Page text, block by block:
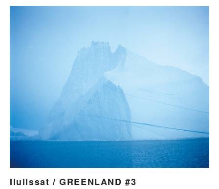
Ilulissat / GREENLAND #3